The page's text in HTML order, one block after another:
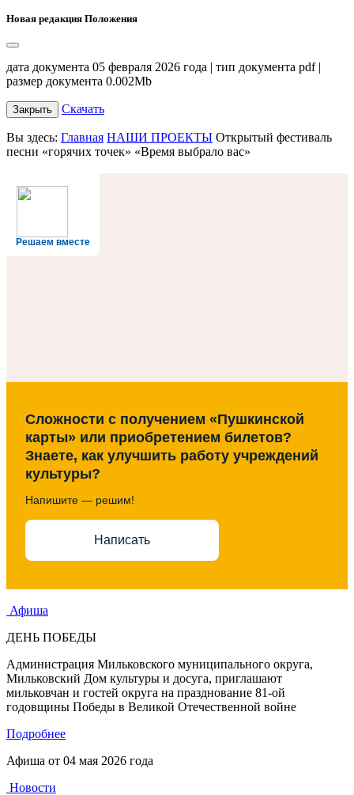
Новая редакция Положения
дата документа 05 февраля 2026 года | тип документа pdf |
размер документа 0.002Mb
Закрыть Скачать
Вы здесь: Главная НАШИ ПРОЕКТЫ Открытый фестиваль
песни «горячих точек» «Время выбрало вас»
Решаем вместе
Сложности с получением «Пушкинской
карты» или приобретением билетов?
Знаете, как улучшить работу учреждений
культуры?
Напишите — решим!
Написать
Афиша
ДЕНЬ ПОБЕДЫ
Администрация Мильковского муниципального округа,
Мильковский Дом культуры и досуга, приглашают
мильковчан и гостей округа на празднование 81-ой
годовщины Победы в Великой Отечественной войне
Подробнее
Афиша от 04 мая 2026 года
Новости